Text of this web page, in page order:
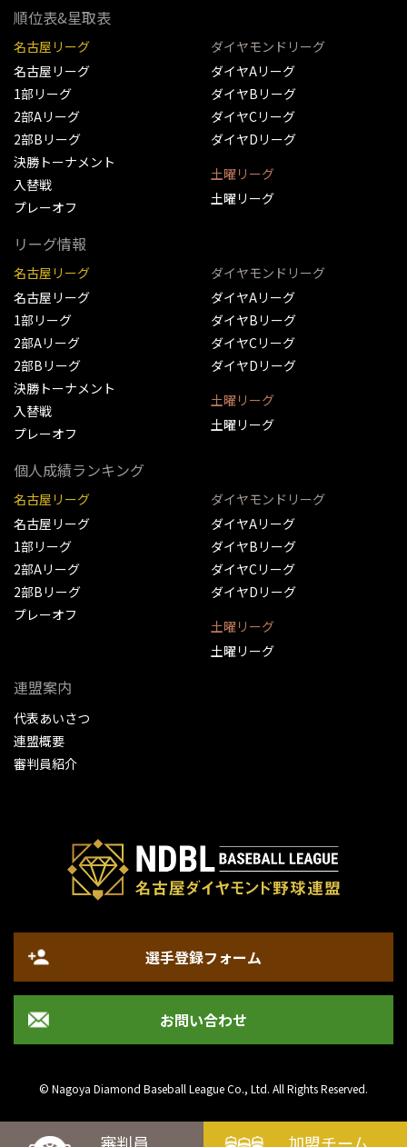
順位表&星取表
名古屋リーグ
名古屋リーグ
1部リーグ
2部Aリーグ
2部Bリーグ
決勝トーナメント
入替戦
プレーオフ
ダイヤモンドリーグ
ダイヤAリーグ
ダイヤBリーグ
ダイヤCリーグ
ダイヤDリーグ
土曜リーグ
土曜リーグ
リーグ情報
名古屋リーグ
名古屋リーグ
1部リーグ
2部Aリーグ
2部Bリーグ
決勝トーナメント
入替戦
プレーオフ
ダイヤモンドリーグ
ダイヤAリーグ
ダイヤBリーグ
ダイヤCリーグ
ダイヤDリーグ
土曜リーグ
土曜リーグ
個人成績ランキング
名古屋リーグ
名古屋リーグ
1部リーグ
2部Aリーグ
2部Bリーグ
プレーオフ
ダイヤモンドリーグ
ダイヤAリーグ
ダイヤBリーグ
ダイヤCリーグ
ダイヤDリーグ
土曜リーグ
土曜リーグ
連盟案内
代表あいさつ
連盟概要
審判員紹介
選手登録フォーム
お問い合わせ
© Nagoya Diamond Baseball League Co., Ltd. All Rights Reserved.